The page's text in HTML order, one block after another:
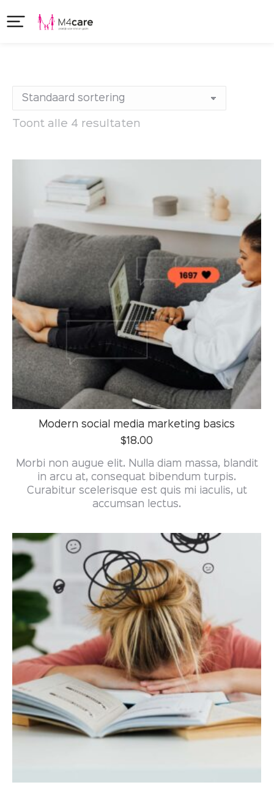
Toont alle 4 resultaten
Modern social media marketing basics
$18.00
Morbi non augue elit. Nulla diam massa, blandit
in arcu at, consequat bibendum turpis.
Curabitur scelerisque est quis mi iaculis, ut
accumsan lectus.